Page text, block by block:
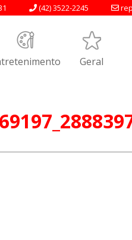
(42) 3522-2245
Geral